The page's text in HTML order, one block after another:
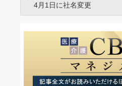
4月1日に社名変更